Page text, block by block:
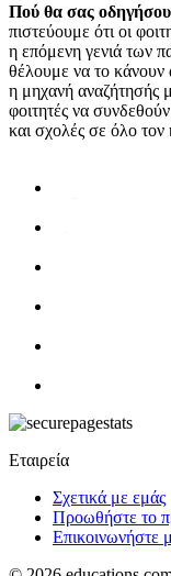
Πού θα σας
πιστεύουμε ότι οι
η επόμενη γενιά των
θέλουμε να το
η μηχανή αναζήτησής
φοιτητές να
και σχολές σε όλο
Εταιρεία
Σχετικά με εμάς
Προωθήστε το
Επικοινωνήστε